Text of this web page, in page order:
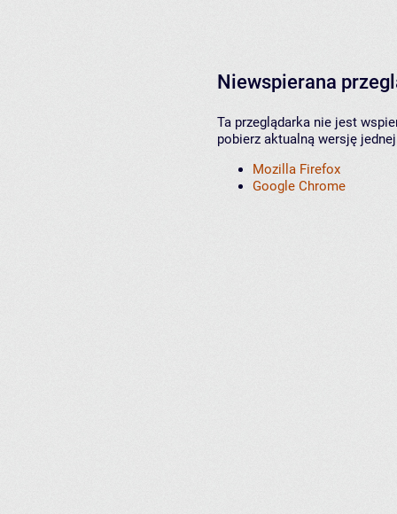
Niewspierana
Ta przeglądarka nie jest
pobierz aktualną wersję
Mozilla Firefox
Google Chrome